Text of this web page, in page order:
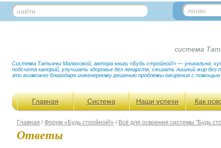
найти логин
система
Система Татьяны Малаховой, автора книги «Будь стройной!» — уникальна:
подсчета калорий, улучшать здоровье без лекарств, сжигать лишний жир
это возможно благодаря инженерному решению проблемы ожирения с
Главная Система Наши успехи Как
Главная /Форум «Будь стройной!» / Всё для освоения системы "Будь
Ответы